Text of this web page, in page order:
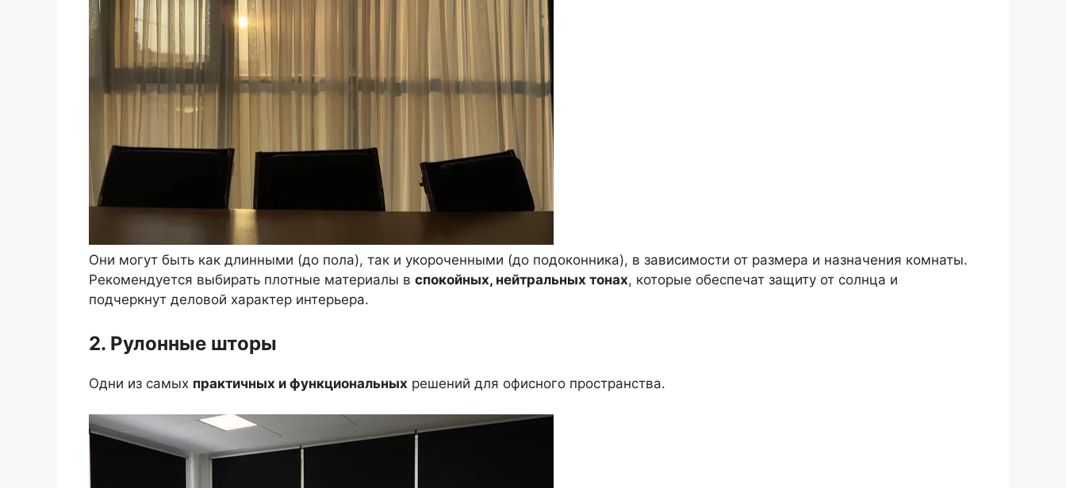
Они могут быть как длинными (до пола), так и укороченными (до подоконника), в зависимости от размера и назначения комнаты.
Рекомендуется выбирать плотные материалы в спокойных, нейтральных тонах, которые обеспечат защиту от солнца и
подчеркнут деловой характер интерьера.
2. Рулонные шторы
Одни из самых практичных и функциональных решений для офисного пространства.